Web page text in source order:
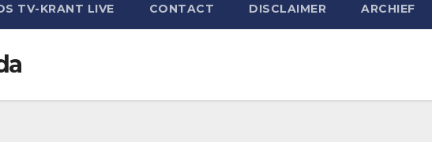
TV-KRANT LIVE CONTACT DISCLAIMER ARCHIEF